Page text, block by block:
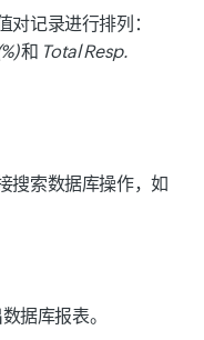
对记录进行排列：
和 Total Resp.
搜索数据库操作，如
据库报表。